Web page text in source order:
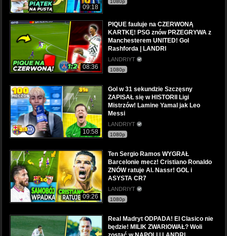
09:18
1080p
08:36
PIQUE fauluje na CZERWONĄ
KARTKĘ! PSG znów PRZEGRYWA z
Manchesterem UNITED! Gol
Rashforda | LANDRI
LANDRIYT
1080p
10:58
Gol w 31 sekundzie Szczęsny
ZAPISAŁ się w HISTORII Ligi
Mistrzów! Lamine Yamal jak Leo
Messi
LANDRIYT
1080p
09:26
Ten Sergio Ramos WYGRAŁ
Barcelonie mecz! Cristiano Ronaldo
ZNÓW ratuje Al. Nassr! GOL i
ASYSTA CR7
LANDRIYT
1080p
Real Madryt ODPADA! El Clasico nie
będzie! MILIK ZWARIOWAŁ? Woli